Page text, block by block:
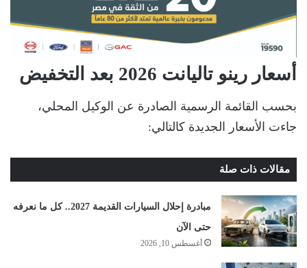
أسعار رينو تاليانت 2026 بعد التخفيض
بحسب القائمة الرسمية الصادرة عن الوكيل المحلي،
جاءت الأسعار الجديدة كالتالي:
مقالات ذات صلة
مبادرة إحلال السيارات القديمة 2027.. كل ما نعرفه
حتى الآن
أغسطس 10, 2026